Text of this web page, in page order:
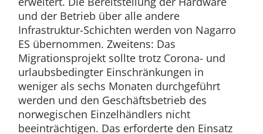
und der Betrieb über alle andere
Infrastruktur-Schichten werden von Nagarro
ES übernommen. Zweitens: Das
Migrationsprojekt sollte trotz Corona- und
urlaubsbedingter Einschränkungen in
weniger als sechs Monaten durchgeführt
werden und den Geschäftsbetrieb des
norwegischen Einzelhändlers nicht
beeinträchtigen. Das erforderte den Einsatz